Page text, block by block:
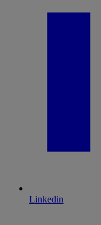
Linkedin